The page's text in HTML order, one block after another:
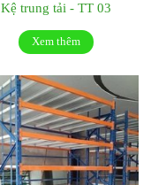
Kệ trung tải - TT 03
Xem thêm